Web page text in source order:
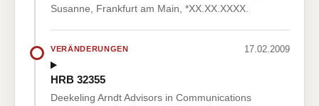
Susanne, Frankfurt am Main, *XX.XX.XXXX.
VERÄNDERUNGEN 17.02.2009
HRB 32355
Deekeling Arndt Advisors in Communications